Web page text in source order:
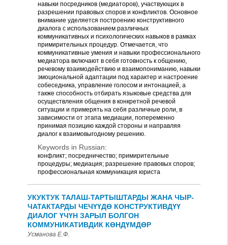
навыки посредников (медиаторов), участвующих в
разрешении правовых споров и конфликтов. Основное
внимание уделяется построению конструктивного
диалога с использованием различных
коммуникативных и психологических навыков в рамках
примирительных процедур. Отмечается, что
коммуникативные умения и навыки профессионального
медиатора включают в себя готовность к общению,
речевому взаимодействию и взаимопониманию, навыки
эмоциональной адаптации под характер и настроение
собеседника, управление голосом и интонацией, а
также способность отбирать языковые средства для
осуществления общения в конкретной речевой
ситуации и примерять на себя различные роли, в
зависимости от этапа медиации, попеременно
принимая позицию каждой стороны и направляя
диалог к взаимовыгодному решению.
Keywords in Russian:
конфликт; посредничество; примирительные
процедуры; медиация; разрешение правовых споров;
профессиональная коммуникация юриста
УКУКТУК ТАЛАШ-ТАРТЫШТАРДЫ ЖАНА ЧЫР-
ЧАТАКТАРДЫ ЧЕЧҮҮДӨ КОНСТРУКТИВДҮҮ
ДИАЛОГ ҮЧҮН ЗАРЫЛ БОЛГОН
КОММУНИКАТИВДИК КӨНДҮМДӨР
Усманова Е.Ф.